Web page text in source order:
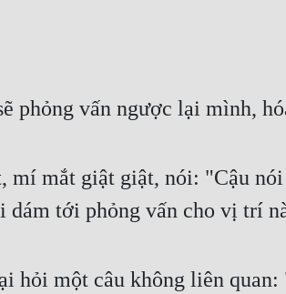
phỏng vấn ngược lại mình,
mí mắt giật giật, nói: "Cậu
dám tới phỏng vấn cho vị trí
hỏi một câu không liên